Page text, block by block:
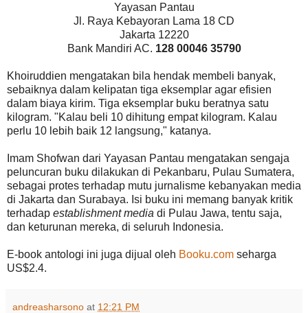
Yayasan Pantau
Jl. Raya Kebayoran Lama 18 CD
Jakarta 12220
Bank Mandiri AC. 128 00046 35790
Khoiruddien mengatakan bila hendak membeli banyak,
sebaiknya dalam kelipatan tiga eksemplar agar efisien
dalam biaya kirim. Tiga eksemplar buku beratnya satu
kilogram. "Kalau beli 10 dihitung empat kilogram. Kalau
perlu 10 lebih baik 12 langsung," katanya.
Imam Shofwan dari Yayasan Pantau mengatakan sengaja
peluncuran buku dilakukan di Pekanbaru, Pulau Sumatera,
sebagai protes terhadap mutu jurnalisme kebanyakan media
di Jakarta dan Surabaya. Isi buku ini memang banyak kritik
terhadap establishment media di Pulau Jawa, tentu saja,
dan keturunan mereka, di seluruh Indonesia.
E-book antologi ini juga dijual oleh Booku.com seharga
US$2.4.
andreasharsono at 12:21 PM